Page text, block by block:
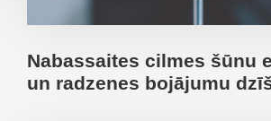
Nabassaites cilmes šūnu
un radzenes bojājumu